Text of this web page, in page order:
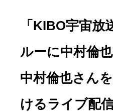
「KIBO宇宙
ルーに中村倫
中村倫也さん
けるライブ配